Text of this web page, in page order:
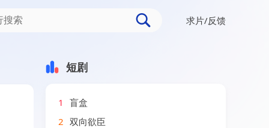
求片/反馈
短剧
1
盲盒
2 双向欲臣